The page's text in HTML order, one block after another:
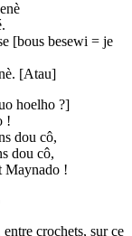
[bous besewi = je
[Atau]
hoelho ?]
!
dou cô,
dou cô,
Maynado !
crochets, sur ce